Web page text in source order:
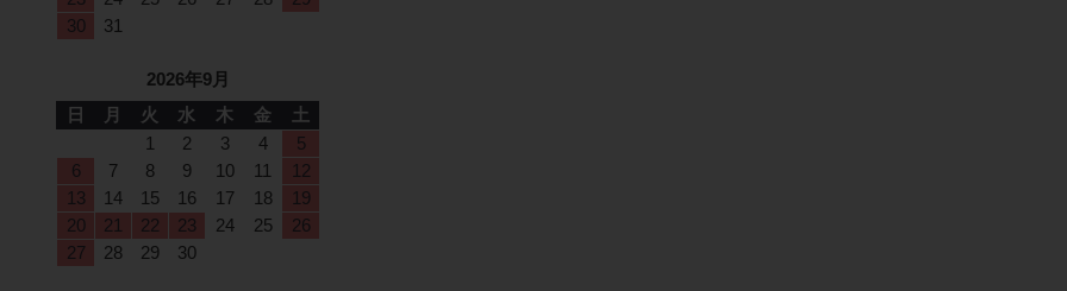
30
31
2026年9月
日
月 火 水 木 金
土
1
2 3 4
5
6
7 8 9 10 11
12
13
14 15 16 17 18
19
20
21 22 23 24 25
26
27
28 29 30